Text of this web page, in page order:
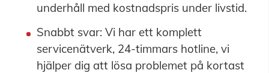
underhåll med kostnadspris under livstid.
Snabbt svar: Vi har ett komplett
servicenätverk, 24-timmars hotline, vi
hjälper dig att lösa problemet på kortast